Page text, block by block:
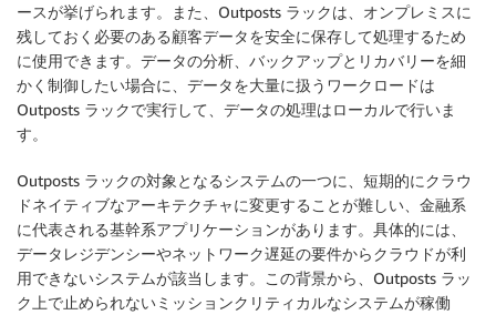
ースが挙げられます。また、Outposts ラックは、オンプレミスに
残しておく必要のある顧客データを安全に保存して処理するため
に使用できます。データの分析、バックアップとリカバリーを細
かく制御したい場合に、データを大量に扱うワークロードは
Outposts ラックで実行して、データの処理はローカルで行いま
す。
Outposts ラックの対象となるシステムの一つに、短期的にクラウ
ドネイティブなアーキテクチャに変更することが難しい、金融系
に代表される基幹系アプリケーションがあります。具体的には、
データレジデンシーやネットワーク遅延の要件からクラウドが利
用できないシステムが該当します。この背景から、Outposts ラッ
ク上で止められないミッションクリティカルなシステムが稼働